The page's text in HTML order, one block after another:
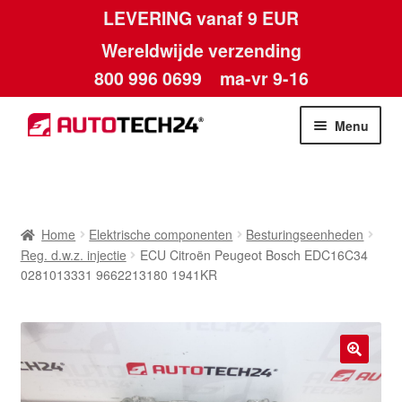
LEVERING vanaf 9 EUR
Wereldwijde verzending
800 996 0699 ma-vr 9-16
Ga
door
Ga
naar
Menu
Algemene voorwaarden
Betalingen
Contact
Home Elektrische componenten
Besturingseenheden
Reg. d.w.z. injectie
ECU Citroën Peugeot Bosch EDC16C34
0281013331 9662213180 1941KR
🔍